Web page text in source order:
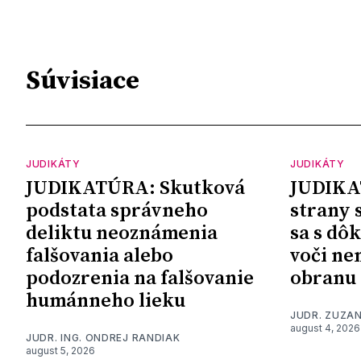
Súvisiace
JUDIKÁTY
JUDIKATÚRA: Skutková
podstata správneho
deliktu neoznámenia
falšovania alebo
podozrenia na falšovanie
humánneho lieku
JUDR. ING. ONDREJ RANDIAK
august 5, 2026
JUDIKÁTY
strany
sa s
voči
obranu
JUDR.
august 4, 2026